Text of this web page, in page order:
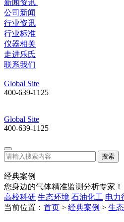
新闻资讯
公司新闻
行业资讯
行业标准
仪器相关
走进乐氏
联系我们
Global Site
400-639-1125
Global Site
400-639-1125
搜索
经典案例
您身边的气体精准监测分析专家！
高校科研 生态环境 石油化工 电力
当前位置： 首页 > 经典案例 > 生